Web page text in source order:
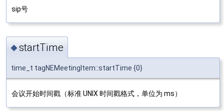
sip号
◆startTime
time_t tagNEMeetingItem::startTime {0}
会议开始时间戳（标准 UNIX 时间戳格式，单位为 ms）